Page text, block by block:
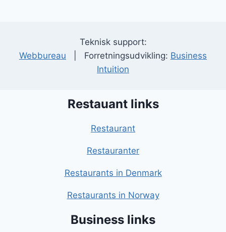
Teknisk support:
Webbureau | Forretningsudvikling: Business
Intuition
Restauant links
Restaurant
Restauranter
Restaurants in Denmark
Restaurants in Norway
Business links